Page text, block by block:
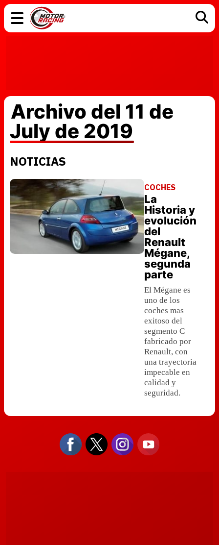
Archivo del 11 de
July de 2019
NOTICIAS
COCHES
La
Historia y
evolución
del
Renault
Mégane,
segunda
parte
El Mégane es
uno de los
coches mas
exitoso del
segmento C
fabricado por
Renault, con
una trayectoria
impecable en
calidad y
seguridad.